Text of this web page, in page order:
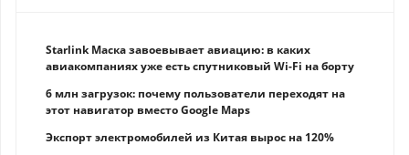
Starlink Маска завоевывает авиацию: в каких
авиакомпаниях уже есть спутниковый Wi-Fi на борту
6 млн загрузок: почему пользователи переходят на
этот навигатор вместо Google Maps
Экспорт электромобилей из Китая вырос на 120%